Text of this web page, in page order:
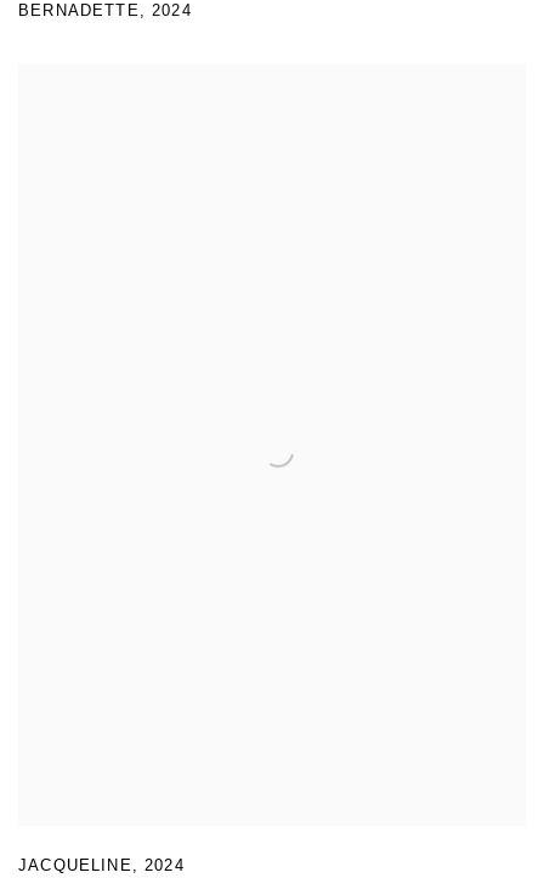
BERNADETTE,2024
JACQUELINE,2024